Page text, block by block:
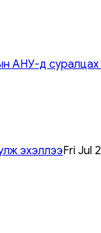
АНУ-д суралцах
эхэллээFri Jul